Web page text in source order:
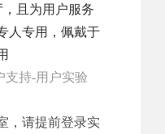
且为用户服务
人专用，佩戴于
支持-用户实验
， 请提前登录实